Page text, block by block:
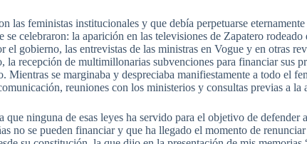
las feministas institucionales y que debía perpetuarse
celebraron: la aparición en las televisiones de Zapatero
gobierno, las entrevistas de las ministras en Vogue y en otras
recepción de multimillonarias subvenciones para financiar sus
Mientras se marginaba y despreciaba manifiestamente a todo el
reuniones con los ministerios y consultas previas a la
que ninguna de esas leyes ha servido para el objetivo de
no se pueden financiar y que ha llegado el momento de